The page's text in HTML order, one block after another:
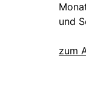
und
zum